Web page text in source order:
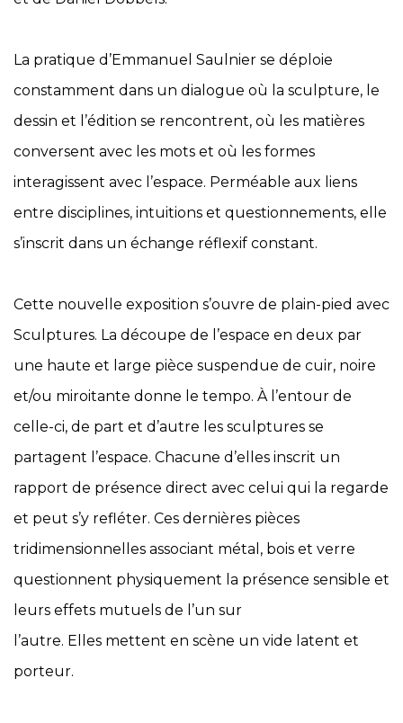
La pratique d’Emmanuel Saulnier se déploie
constamment dans un dialogue où la sculpture, le
dessin et l’édition se rencontrent, où les matières
conversent avec les mots et où les formes
interagissent avec l’espace. Perméable aux liens
entre disciplines, intuitions et questionnements, elle
s’inscrit dans un échange réflexif constant.
Cette nouvelle exposition s’ouvre de plain-pied avec
Sculptures. La découpe de l’espace en deux par
une haute et large pièce suspendue de cuir, noire
et/ou miroitante donne le tempo. À l’entour de
celle-ci, de part et d’autre les sculptures se
partagent l’espace. Chacune d’elles inscrit un
rapport de présence direct avec celui qui la regarde
et peut s’y refléter. Ces dernières pièces
tridimensionnelles associant métal, bois et verre
questionnent physiquement la présence sensible et
leurs effets mutuels de l’un sur
l’autre. Elles mettent en scène un vide latent et
porteur.